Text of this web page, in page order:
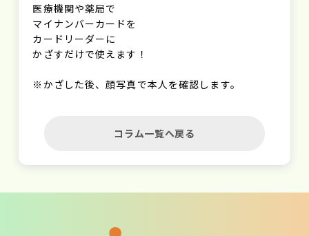
医療機関や薬局で
マイナンバーカードを
カードリーダーに
かざすだけで使えます！
※かざした後、顔写真で本人を確認します。
コラム一覧へ戻る